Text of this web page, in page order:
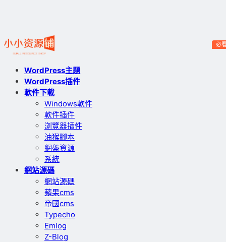
WordPress主題
WordPress插件
軟件下載
Windows軟件
軟件插件
浏覽器插件
油猴腳本
網盤資源
系統
網站源碼
網站源碼
蘋果cms
帝國cms
Typecho
Emlog
Z-Blog
必